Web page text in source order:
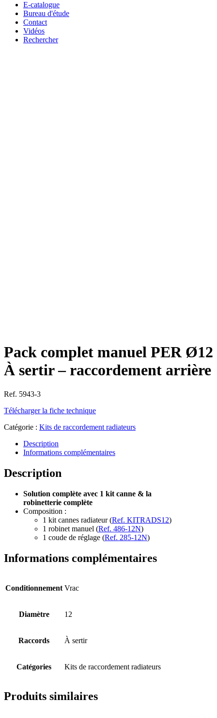
E-catalogue
Bureau d'étude
Contact
Vidéos
Rechercher
Pack complet manuel PER Ø12
À sertir – raccordement arrière
Ref. 5943-3
Télécharger la fiche technique
Catégorie : Kits de raccordement radiateurs
Description
Informations complémentaires
Description
Solution complète avec 1 kit canne & la
robinetterie complète
Composition :
1 kit cannes radiateur (Ref. KITRADS12)
1 robinet manuel (Ref. 486-12N)
1 coude de réglage (Ref. 285-12N)
Informations complémentaires
Conditionnement Vrac
Diamètre 12
Raccords À sertir
Catégories Kits de raccordement radiateurs
Produits similaires